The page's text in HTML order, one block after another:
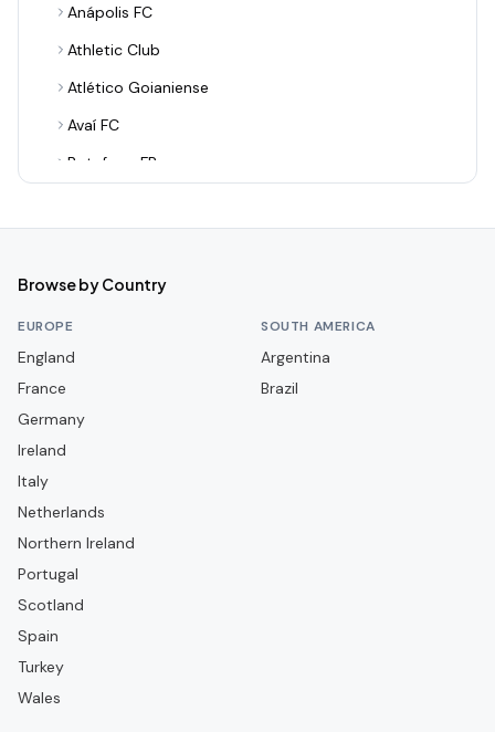
Anápolis FC
Athletic Club
Atlético Goianiense
Avaí FC
Botafogo FR
Brusque FC
CR Vasco da Gama
CSA
Clube Atlético Mineiro
Clube do Remo
Coritiba FC
Browse by Country
EUROPE
England
France
Germany
Ireland
Italy
Netherlands
Northern Ireland
Portugal
Scotland
Spain
Turkey
Wales
SOUTH AMERICA
Argentina
Brazil